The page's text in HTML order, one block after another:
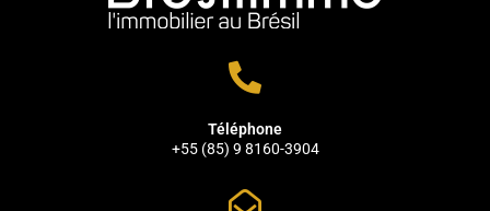
Téléphone
+55 (85) 9 8160-3904